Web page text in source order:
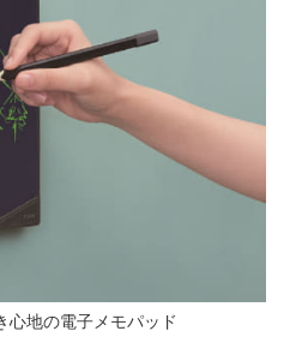
心地の電子メモパッド